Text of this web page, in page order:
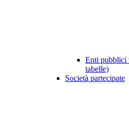
Enti pubblici
tabelle)
Società partecipate